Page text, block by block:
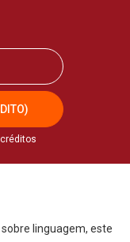
linguagem, este